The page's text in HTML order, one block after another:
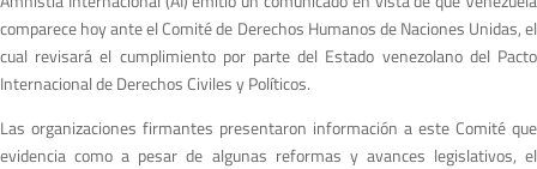
comparece hoy ante el Comité de Derechos Humanos de Naciones Unidas, el
cual revisará el cumplimiento por parte del Estado venezolano del Pacto
Internacional de Derechos Civiles y Políticos.
Las organizaciones firmantes presentaron información a este Comité que
evidencia como a pesar de algunas reformas y avances legislativos, el